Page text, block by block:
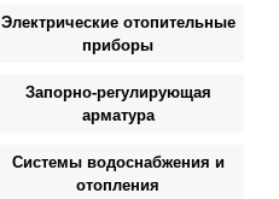
Электрические отопительные
приборы
Запорно-регулирующая
арматура
Системы водоснабжения и
отопления